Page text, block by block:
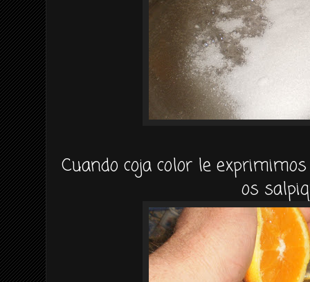
Cuando coja color le
os